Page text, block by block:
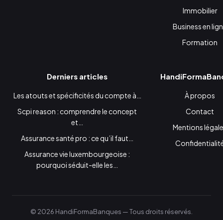
Immobilier
Business en
Formation
Derniers articles
Les atouts et spécificités du compte à…
Scpi reason : comprendre le concept
et…
Assurance santé pro : ce qu’il faut…
Assurance vie luxembourgeoise :
pourquoi séduit-elle les…
À propos
Contact
Mentions
© 2026 HandiFormaBanques — Tous droits réservés.